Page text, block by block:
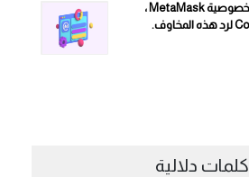
المخاوف المثارة حول خصوصية MetaMask ،
كلمات دلالية